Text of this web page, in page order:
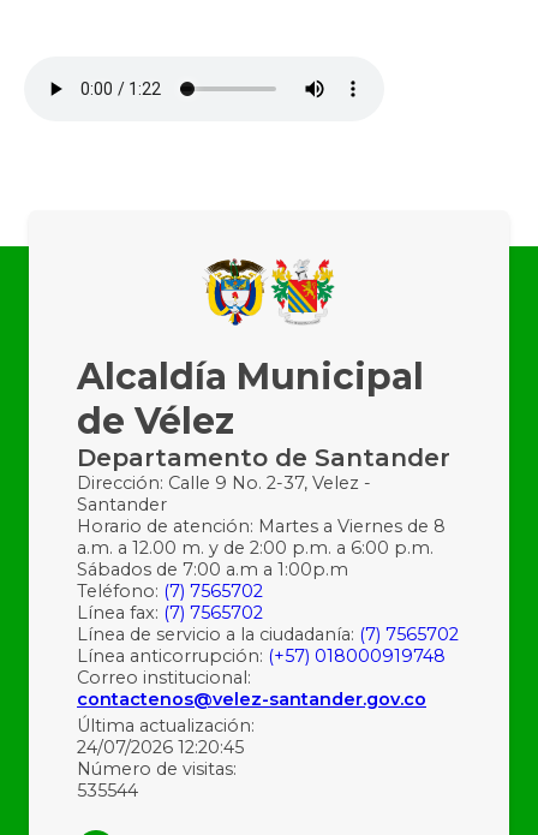
Alcaldía Municipal
de Vélez
Departamento de Santander
Dirección: Calle 9 No. 2-37, Velez -
Santander
Horario de atención: Martes a Viernes de 8
a.m. a 12.00 m. y de 2:00 p.m. a 6:00 p.m.
Sábados de 7:00 a.m a 1:00p.m
Teléfono: (7) 7565702
Línea fax: (7) 7565702
Línea de servicio a la ciudadanía: (7) 7565702
Línea anticorrupción: (+57) 018000919748
Correo institucional:
contactenos@velez-santander.gov.co
Última actualización:
24/07/2026 12:20:45
Número de visitas:
535544